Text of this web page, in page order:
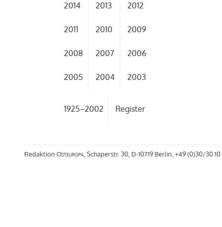
2014 2013 2012
2011 2010 2009
2008 2007 2006
2005 2004 2003
1925–2002 Register
Redaktion Osteuropa, Schaperstr. 30, D-10719 Berlin, +49 (0)30/30